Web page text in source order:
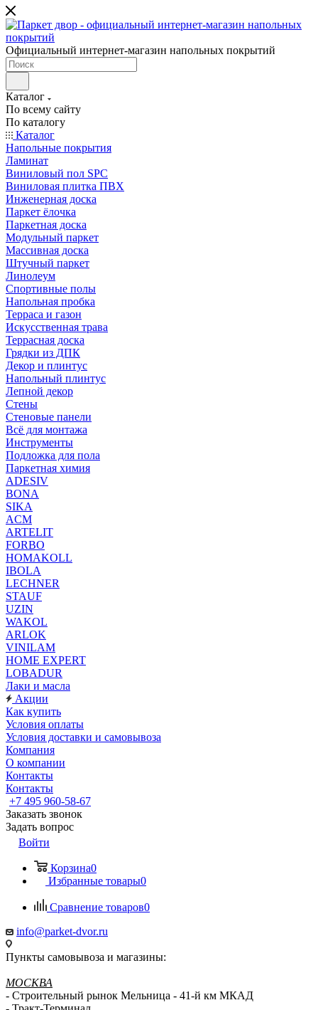
Официальный интернет-магазин напольных покрытий
Каталог
По всему сайту
По каталогу
Каталог
Напольные покрытия
Ламинат
Виниловый пол SPC
Виниловая плитка ПВХ
Инженерная доска
Паркет ёлочка
Паркетная доска
Модульный паркет
Массивная доска
Штучный паркет
Линолеум
Спортивные полы
Напольная пробка
Терраса и газон
Искусственная трава
Террасная доска
Грядки из ДПК
Декор и плинтус
Напольный плинтус
Лепной декор
Стены
Стеновые панели
Всё для монтажа
Инструменты
Подложка для пола
Паркетная химия
ADESIV
BONA
SIKA
ACM
ARTELIT
FORBO
HOMAKOLL
IBOLA
LECHNER
STAUF
UZIN
WAKOL
ARLOK
VINILAM
HOME EXPERT
LOBADUR
Лаки и масла
Акции
Как купить
Условия оплаты
Условия доставки и самовывоза
Компания
О компании
Контакты
Контакты
+7 495 960-58-67
Заказать звонок
Задать вопрос
Войти
Корзина0
Избранные товары0
Сравнение товаров0
info@parket-dvor.ru
Пункты самовывоза и магазины:
МОСКВА
- Строительный рынок Мельница - 41-й км МКАД